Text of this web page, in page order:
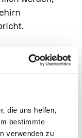
die uns helfen,
bestimmte
verwenden zu
der Arzt sofort.
Schwellung
anhand von